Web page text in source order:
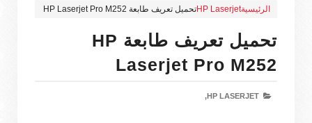
توب HP Driver
الرئيسيةHP Laserjetتحميل تعريف طابعة HP Laserjet Pro M252
تحميل تعريف طابعة HP
Laserjet Pro M252
HP LASERJET,